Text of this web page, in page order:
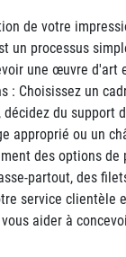
de votre
un processus
une œuvre d'art
: Choisissez un
du support
approprié ou un
des options de
partout, des
service clientèle
aider à